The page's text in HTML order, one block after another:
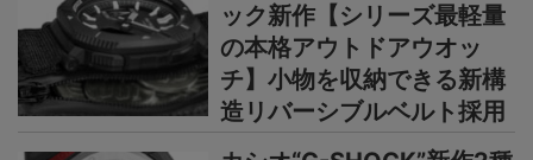
ック新作【シリーズ最軽量
の本格アウトドアウオッ
チ】小物を収納できる新構
造リバーシブルベルト採用